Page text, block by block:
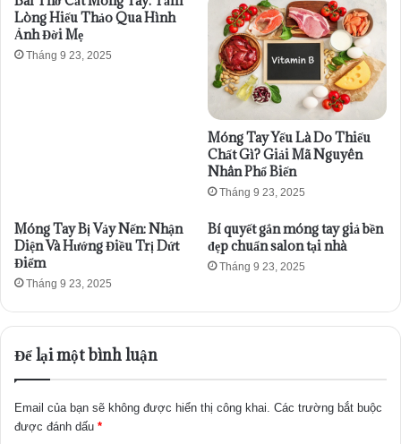
Lòng Hiếu Thảo Qua Hình
Ảnh Đời Mẹ
Tháng 9 23, 2025
Móng Tay Yếu Là Do Thiếu
Chất Gì? Giải Mã Nguyên
Nhân Phổ Biến
Tháng 9 23, 2025
Móng Tay Bị Vảy Nến: Nhận
Diện Và Hướng Điều Trị Dứt
Điểm
Tháng 9 23, 2025
Bí quyết gắn móng tay giả bền
đẹp chuẩn salon tại nhà
Tháng 9 23, 2025
Để lại một bình luận
Email của bạn sẽ không được hiển thị công khai. Các trường bắt buộc
được đánh dấu *